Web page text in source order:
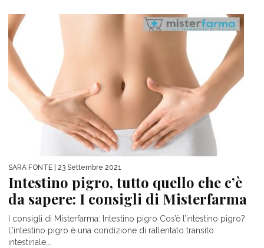
SARA FONTE | 23 Settembre 2021
Intestino pigro, tutto quello che c’è
da sapere: I consigli di Misterfarma
I consigli di Misterfarma: Intestino pigro Cos’è l’intestino pigro?
L’intestino pigro è una condizione di rallentato transito
intestinale...